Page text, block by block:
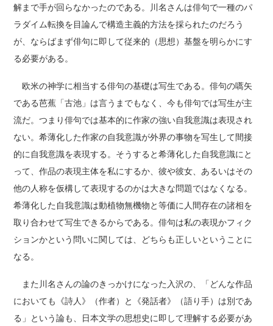
解まで手が回らなかったのである。川名さんは俳句で一種のパ
ラダイム転換を目論んで構造主義的方法を採られたのだろう
が、ならばまず俳句に即して従来的（思想）基盤を明らかにす
る必要がある。
欧米の神学に相当する俳句の基礎は写生である。俳句の嚆矢
である芭蕉「古池」は言うまでもなく、今も俳句では写生が主
流だ。つまり俳句では基本的に作家の強い自我意識は表現され
ない。希薄化した作家の自我意識が外界の事物を写生して間接
的に自我意識を表現する。そうすると希薄化した自我意識にと
って、作品の表現主体を私にするか、彼や彼女、あるいはその
他の人称を仮構して表現するのかは大きな問題ではなくなる。
希薄化した自我意識は動植物無機物と等価に人間存在の諸相を
取り合わせて写生できるからである。俳句は私の表現かフィク
ションかという問いに関しては、どちらも正しいということに
なる。
また川名さんの論のきっかけになった入沢の、「どんな作品
においても《詩人》（作者）と《発話者》（語り手）は別であ
る」という論も、日本文学の思想史に即して理解する必要があ